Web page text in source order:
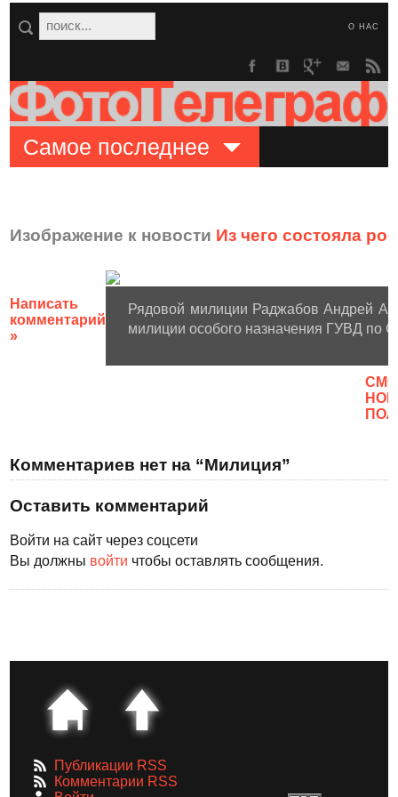
О НАС
Самое последнее
Изображение к новости Из чего состояла
Написать
комментарий
»
Рядовой милиции Раджабов Андрей
милиции особого назначения ГУВД по
Комментариев нет на “Милиция”
Оставить комментарий
Войти на сайт через соцсети
Вы должны войти чтобы оставлять сообщения.
Публикации RSS
Комментарии RSS